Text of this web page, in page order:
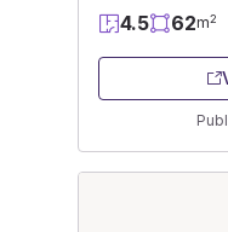
4.5 62m2